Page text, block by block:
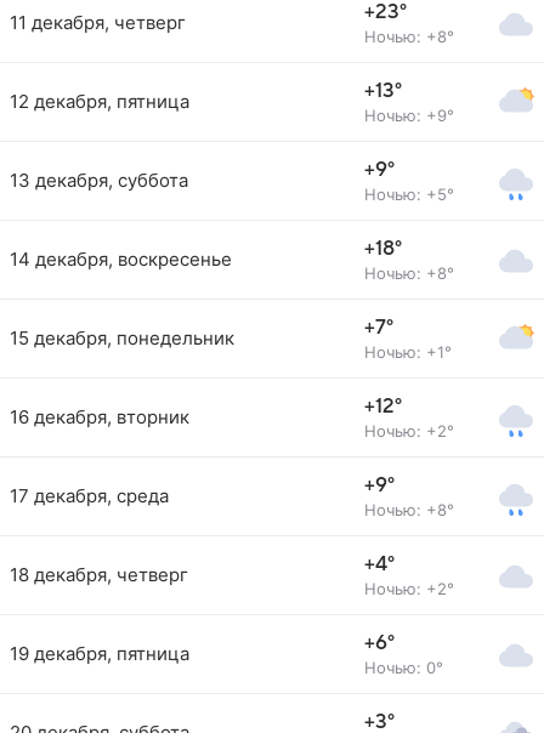
11 декабря, четверг +23°
Ночью: +8°
12 декабря, пятница +13°
Ночью: +9°
13 декабря, суббота +9°
Ночью: +5°
14 декабря, воскресенье +18°
Ночью: +8°
15 декабря, понедельник +7°
Ночью: +1°
16 декабря, вторник +12°
Ночью: +2°
17 декабря, среда +9°
Ночью: +8°
18 декабря, четверг +4°
Ночью: +2°
19 декабря, пятница +6°
Ночью: 0°
+3°